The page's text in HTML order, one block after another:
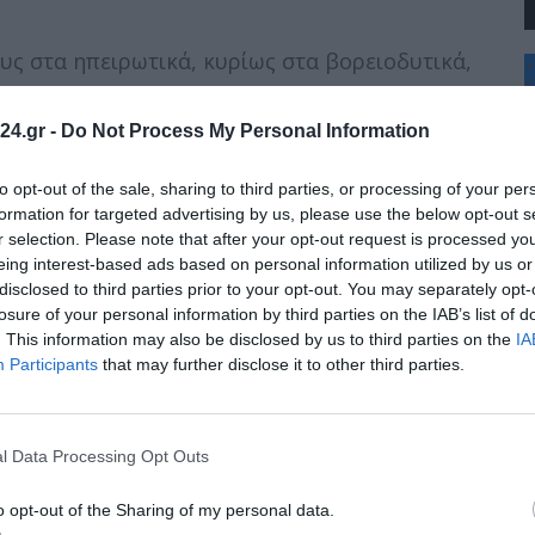
- Do Not Process My Personal Information
opt-out of the sale, sharing to third parties, or processing of your
for targeted advertising by us, please use the below opt-out
selection. Please note that after your opt-out request is processed
interest-based ads based on personal information utilized by us
to third parties prior to your opt-out. You may separately
of your personal information by third parties on the IAB’s list of
This information may also be disclosed by us to third parties on the
Participants that may further disclose it to other third parties.
Data Processing Opt Outs
opt-out of the Sharing of my personal data.
στα ηπειρωτικά, κυρίως στα βορειοδυτικά,
βροχές. Χιονοπτώσεις θα σημειωθούν στα
οι οποίες θα είναι πυκνές από το απόγευμα
της Θράκης.
4 με 6, πρόσκαιρα θα θαλάσσια έως 7
6 με 8 και στα θαλάσσια τοπικά 9
Κελσίου. Στη δυτική Μακεδονία 3 με 4
περιόδους και στα ορεινά του νομού
βόρειοι βορειοδυτικοί με εντάσεις 3-5
έως 6-7 βαθμούς.
+
°